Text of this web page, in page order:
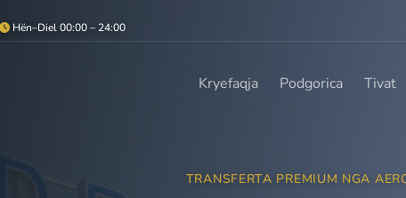
Hën–Diel 00:00 – 24:00
Kryefaqja Podgorica Tivat
TRANSFERTA PREMIUM NGA